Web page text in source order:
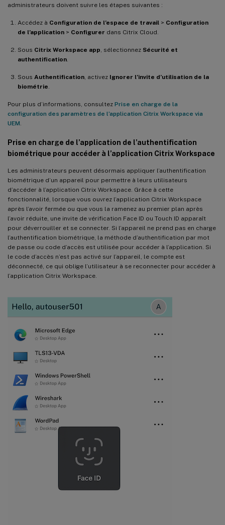
administrateurs doivent suivre les étapes suivantes :
Accédez à Configuration de l’espace de travail > Configuration
de l’application > Configurer dans Citrix Cloud.
Sous Citrix Workspace app, sélectionnez Sécurité et
authentification.
Sous Authentification, activez Ignorer l’invite d’utilisation de la
biométrie.
Pour plus d’informations, consultez Prise en charge de la
configuration des paramètres de l’application Citrix Workspace via
UEM.
Prise en charge de l’application de l’authentification
biométrique pour accéder à l’application Citrix Workspace
Les administrateurs peuvent désormais appliquer l’authentification
biométrique d’un appareil pour permettre à leurs utilisateurs
d’accéder à l’application Citrix Workspace. Grâce à cette
fonctionnalité, lorsque vous ouvrez l’application Citrix Workspace
après l’avoir fermée ou que vous la ramenez au premier plan après
l’avoir réduite, une invite de vérification Face ID ou Touch ID apparaît
pour déverrouiller et se connecter. Si l’appareil ne prend pas en charge
l’authentification biométrique, la méthode d’authentification par mot
de passe ou code d’accès est utilisée pour accéder à l’application. Si
le code d’accès n’est pas activé sur l’appareil, le compte est
déconnecté, ce qui oblige l’utilisateur à se reconnecter pour accéder à
l’application Citrix Workspace.